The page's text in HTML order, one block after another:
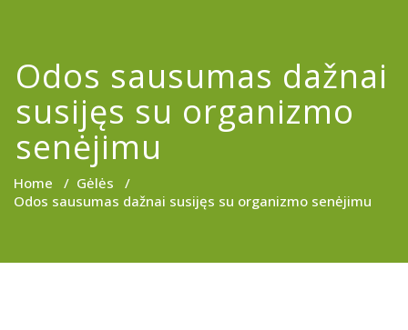
Odos sausumas dažnai
susijęs su organizmo
senėjimu
Home / Gėlės /
Odos sausumas dažnai susijęs su organizmo senėjimu